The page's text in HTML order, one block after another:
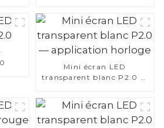
Mini écran LED
transparent blanc P2.0 —